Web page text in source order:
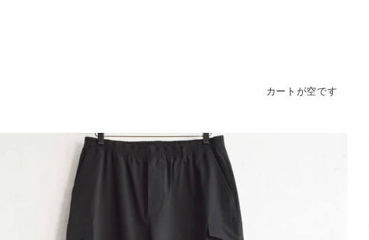
カートが空です